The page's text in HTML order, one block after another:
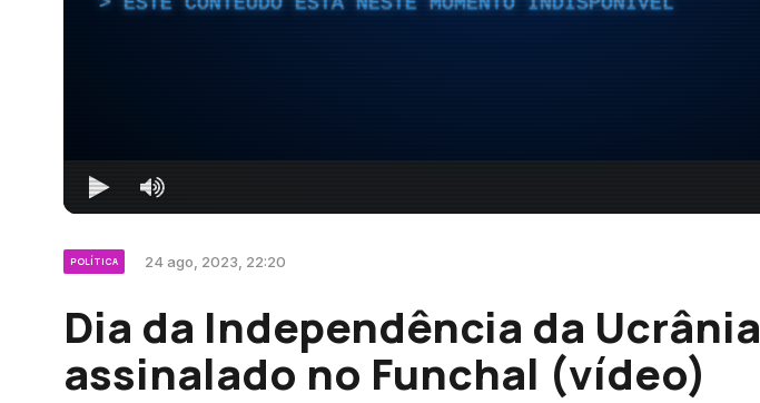
POLÍTICA 24 ago, 2023, 22:20
Dia da Independência da Ucrânia
assinalado no Funchal (vídeo)